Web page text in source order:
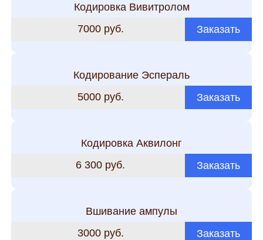
Кодировка Вивитролом
7000 руб.
Заказать
Кодирование Эспераль
5000 руб.
Заказать
Кодировка Аквилонг
6 300 руб.
Заказать
Вшивание ампулы
3000 руб.
Заказать